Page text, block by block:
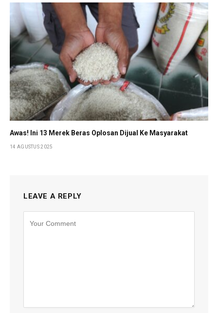
Awas! Ini 13 Merek Beras Oplosan Dijual Ke Masyarakat
14 AGUSTUS 2025
LEAVE A REPLY